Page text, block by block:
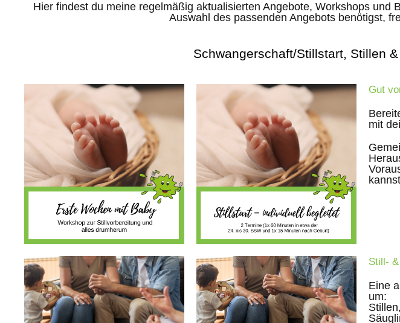
Hier findest du meine regelmäßig aktualisierten Angebote, Workshops
Auswahl des passenden Angebots benötigst,
Schwangerschaft/Stillstart, Stillen
Gut
mit
Still-
Eine
um: